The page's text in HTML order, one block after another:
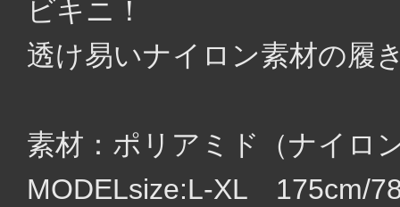
ビキニ！
透け易いナイロン素材の履
素材：ポリアミド（ナイロ
MODELsize:L-XL 175cm/